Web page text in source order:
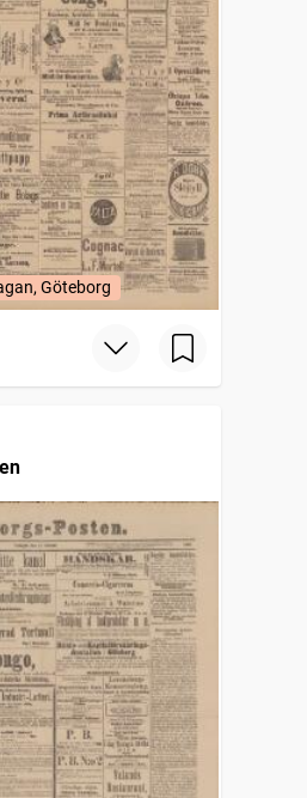
Göteborg